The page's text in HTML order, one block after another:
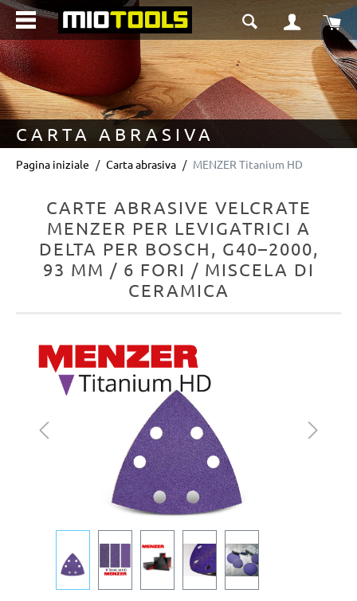
principale Il
CARTA ABRASIVA
Pagina iniziale Carta abrasiva MENZER Titanium HD
CARTE ABRASIVE VELCRATE
MENZER PER LEVIGATRICI A
DELTA PER BOSCH, G40–2000,
93 MM / 6 FORI / MISCELA DI
CERAMICA
Salta la galleria di immagini